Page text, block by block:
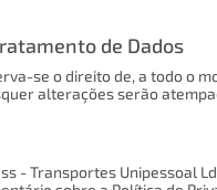
de Dados
se o direito de, a todo o
alterações serão
- Transportes Unipessoal